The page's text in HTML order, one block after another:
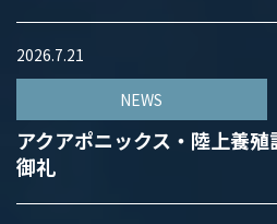
2026.7.21
NEWS
アクアポニックス・陸上養
御礼